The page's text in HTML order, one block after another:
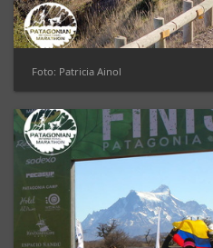
Foto: Patricia Ainol